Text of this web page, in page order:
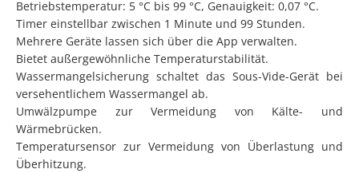
Betriebstemperatur: 5 °C bis 99 °C, Genauigkeit: 0,07 °C.
Timer einstellbar zwischen 1 Minute und 99 Stunden.
Mehrere Geräte lassen sich über die App verwalten.
Bietet außergewöhnliche Temperaturstabilität.
Wassermangelsicherung schaltet das Sous-Vide-Gerät bei
versehentlichem Wassermangel ab.
Umwälzpumpe zur Vermeidung von Kälte- und
Wärmebrücken.
Temperatursensor zur Vermeidung von Überlastung und
Überhitzung.